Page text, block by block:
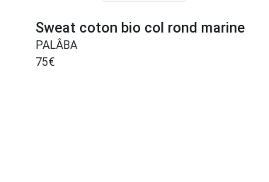
Sweat coton bio col rond marine
PALÂBA
75€